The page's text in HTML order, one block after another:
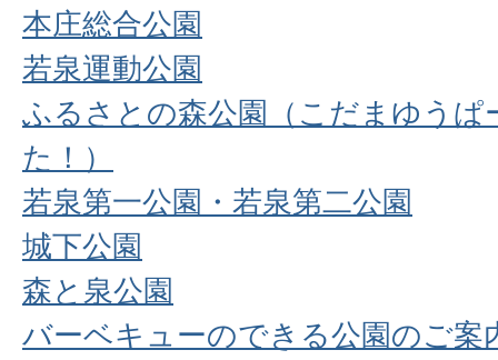
本庄総合公園
若泉運動公園
ふるさとの森公園（こだまゆうぱ
た！）
若泉第一公園・若泉第二公園
城下公園
森と泉公園
バーベキューのできる公園のご案